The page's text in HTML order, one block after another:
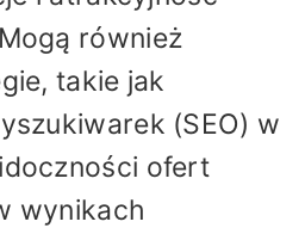
również
takie jak
(SEO) w
ofert
wynikach